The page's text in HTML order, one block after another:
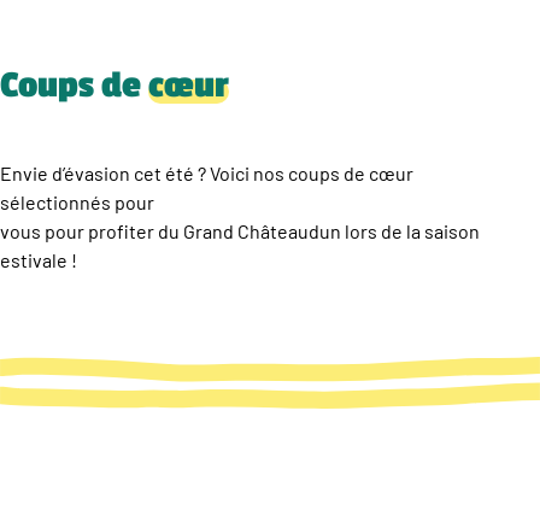
Coups decœur
Envie d’évasion cet été ? Voici nos coups de cœur
sélectionnés pour
vous pour profiter du Grand Châteaudun lors de la saison
estivale !